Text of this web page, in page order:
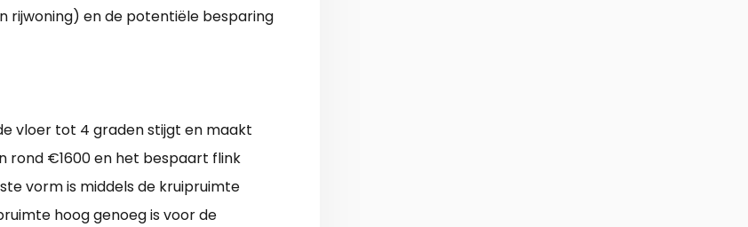
rijwoning) en de potentiële besparing
vloer tot 4 graden stijgt en maakt
rond €1600 en het bespaart flink
vorm is middels de kruipruimte
hoog genoeg is voor de